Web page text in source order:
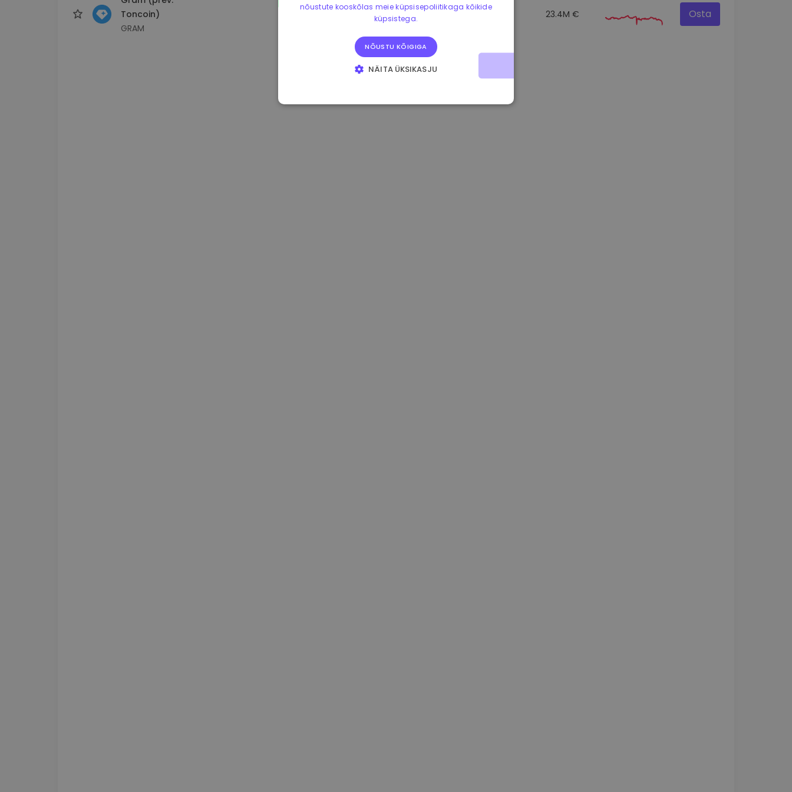
Toncoin)
GRAM
-4.10% 23.4M € Osta
nõustute kooskõlas meie küpsisepoliitikaga kõikide
küpsistega.
NÕUSTU KÕIGIGA
NÄITA ÜKSIKASJU